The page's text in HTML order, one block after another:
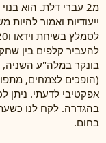
מ2 עברי דלת. הוא
ייעודיות ואמור
להעביר קלפים בין
בונקר במלה"ע השניה,
(הופכים לצמחים,
אפקטיבי לדעתי. ניתן
בהגדרה. לקח לנו
בחום.